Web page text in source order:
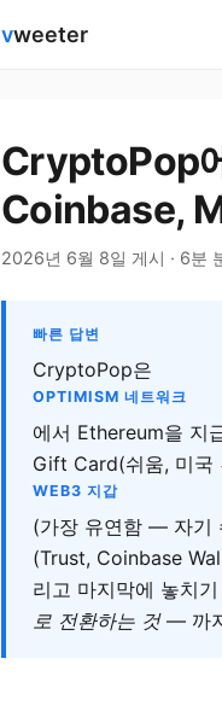
vweeter
CryptoPop
Coinbase,
2026년 6월 8일 게시 · 6분
빠른 답변
CryptoPop은
OPTIMISM 네트워크
에서 Ethereum을 지
Gift Card(쉬움, 미국
WEB3 지갑
(가장 유연함 — 자기
(Trust, Coinbase
리고 마지막에 놓치
로 전환하는 것— 까